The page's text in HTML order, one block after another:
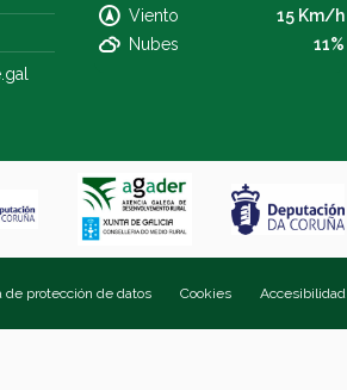
Viento
15 Km/h
Nubes
11%
de protección de datos Cookies Accesibilidad